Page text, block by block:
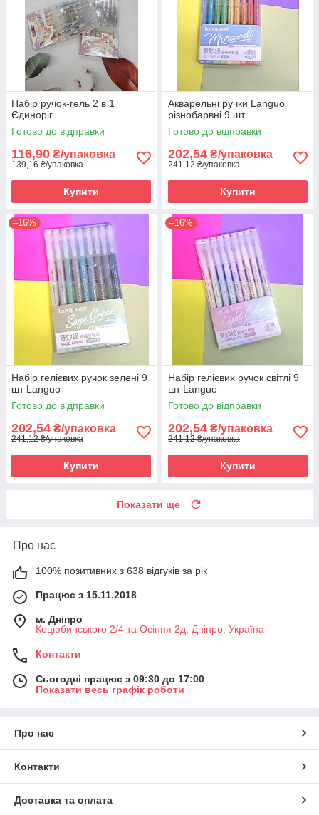
Набір ручок-гель 2 в 1
Єдиноріг
Готово до відправки
116,90 ₴/упаковка
139,16 ₴/упаковка
Купити
Акварельні ручки Languo
різнобарвні 9 шт.
Готово до відправки
202,54 ₴/упаковка
241,12 ₴/упаковка
Купити
–16%
Набір гелієвих ручок зелені 9
шт Languo
Готово до відправки
202,54 ₴/упаковка
241,12 ₴/упаковка
Купити
–16%
Набір гелієвих ручок світлі 9
шт Languo
Готово до відправки
202,54 ₴/упаковка
241,12 ₴/упаковка
Купити
Показати ще
Про нас
100% позитивних з 638 відгуків за рік
Працює з 15.11.2018
м. Дніпро
Коцюбинського 2/4 та Осіння 2д, Дніпро, Україна
Контакти
Сьогодні працює з 09:30 до 17:00
Показати весь графік роботи
Про нас
Контакти
Доставка та оплата